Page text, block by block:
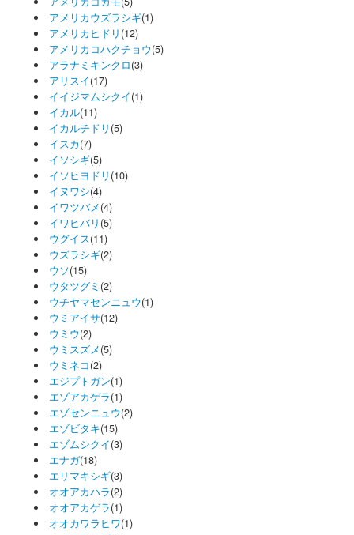
アメリカウズラシギ(1)
アメリカヒドリ (12)
アメリカコハクチョウ(5)
アラナミキンクロ(3)
アリスイ(17)
イイジマムシクイ(1)
イカル(11)
イカルチドリ (5)
イスカ(7)
イソシギ(5)
イソヒヨドリ (10)
イヌワシ(4)
イワツバメ(4)
イワヒバリ (5)
ウグイス(11)
ウズラシギ(2)
ウソ(15)
ウタツグミ (2)
ウチヤマセンニュウ(1)
ウミアイサ(12)
ウミウ(2)
ウミスズメ(5)
ウミネコ(2)
エジプトガン(1)
エゾアカゲラ(1)
エゾセンニュウ(2)
エゾビタキ(15)
エゾムシクイ(3)
エナガ(18)
エリマキシギ(3)
オオアカハラ(2)
オオアカゲラ(1)
オオカワラヒワ(1)